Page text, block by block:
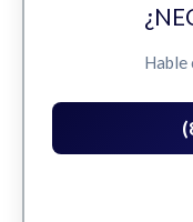
Hable